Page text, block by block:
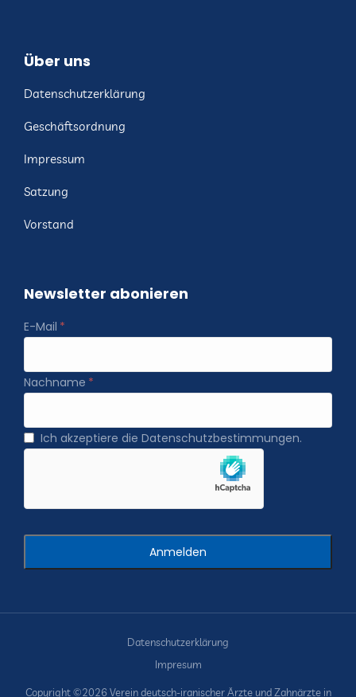
Über uns
Datenschutzerklärung
Geschäftsordnung
Impressum
Satzung
Vorstand
Newsletter abonieren
E-Mail
Nachname
Ich akzeptiere die Datenschutzbestimmungen.
Copyright ©2026 Verein deutsch-iranischer Ärzte und Zahnärzte in
Datenschutzerklärung
Impresum